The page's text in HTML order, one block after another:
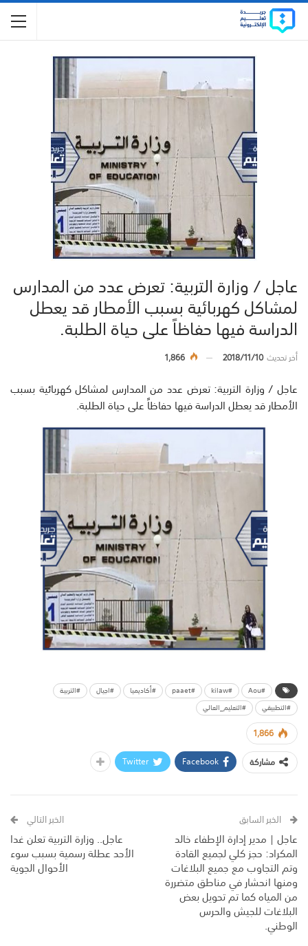
‏عاجل / وزارة التربية: تعرض عدد من المدارس
لمشاكل كهربائية بسبب الأمطار قد يعطل
الدراسة فيها حفاظاً على حياة الطلبة.
أخر تحديث2018/11/10
1,866
‏عاجل / وزارة التربية: تعرض عدد من المدارس لمشاكل كهربائية بسبب
الأمطار قد يعطل الدراسة فيها حفاظاً على حياة الطلبة.
#Aou
#kilaw
#paaet #أكاديميا #اجيال
#التربية
#التطبيقي
#التعليم_العالي
1,866
مشاركة
Facebook
Twitter
الخبر السابق
‏عاجل | مدير إدارة الإطفاء خالد
المكراد: حجز كلي لجميع القادة
وتم التجاوب مع جميع البلاغات
ومنها انحشار في مناطق متضررة
من المياه كما تم تحويل بعض
البلاغات للجيش والحرس
الوطني.
الخبر التالي
عاجل.. وزارة التربية تعلن غدا
الأحد عطلة رسمية بسبب سوء
الأحوال الجوية